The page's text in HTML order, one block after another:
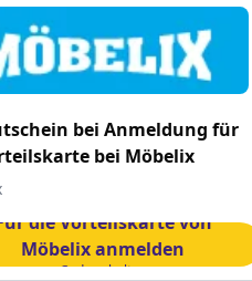
bei Anmeldung für
bei Möbelix
die Vorteilskarte von
Möbelix anmelden
Code erhalten